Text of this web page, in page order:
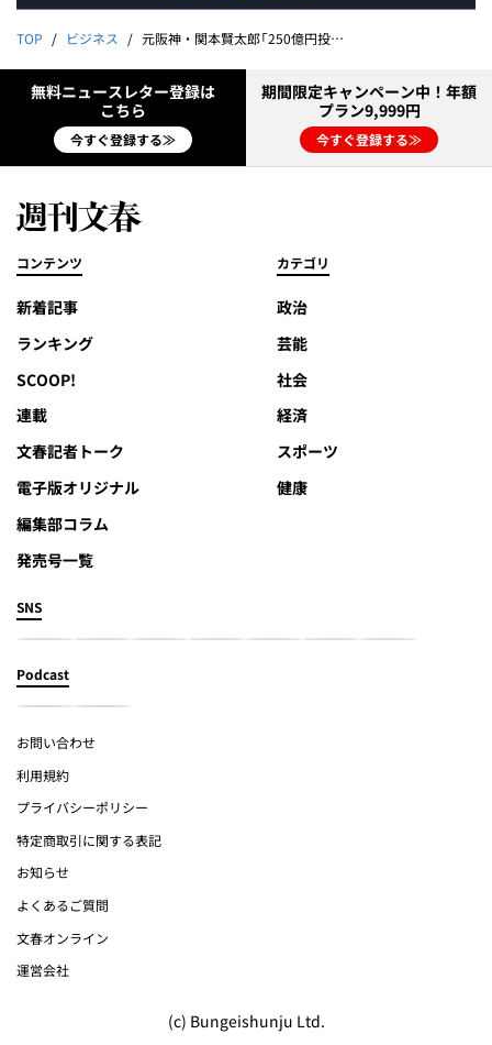
TOP ビジネス 元阪神・関本賢太郎「250億円投資トラブル」《クリアースカイ社の顧問になり、報酬を…》《侍ジャパン4番打者とパーティ登壇》
無料ニュースレター登録は
こちら
今すぐ登録する≫
期間限定キャンペーン中！年額
プラン9,999円
今すぐ登録する≫
コンテンツ
新着記事
ランキング
SCOOP!
連載
文春記者トーク
電子版オリジナル
編集部コラム
発売号一覧
カテゴリ
政治
芸能
社会
経済
スポーツ
健康
SNS
Podcast
お問い合わせ
利用規約
プライバシーポリシー
特定商取引に関する表記
お知らせ
よくあるご質問
文春オンライン
運営会社
(c) Bungeishunju Ltd.